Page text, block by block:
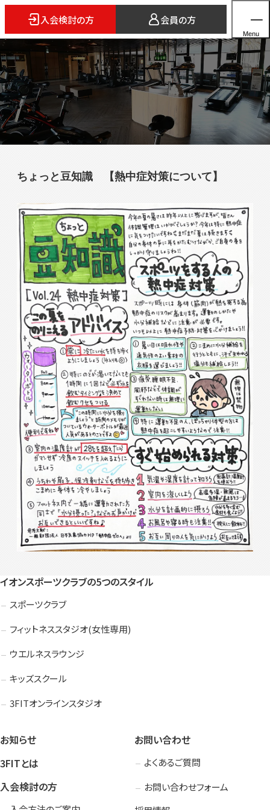
入会検討の方 会員の方
Menu
ホーム
店舗検索
3FITとは
よくあるご質問
法人会員のご案内
入会検討の方 会員の方
公式SNSアカウント
ちょっと豆知識 【熱中症対策について】
イオンスポーツクラブの5つのスタイル
スポーツクラブ
フィットネススタジオ(女性専用)
ウエルネスラウンジ
キッズスクール
3FITオンラインスタジオ
お知らせ
3FITとは
入会検討の方
お問い合わせ
よくあるご質問
お問い合わせフォーム